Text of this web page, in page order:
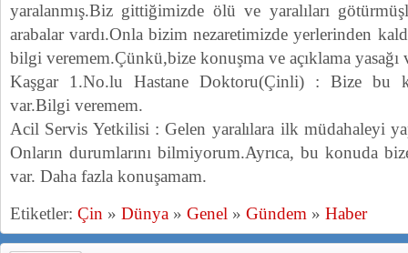
yaralanmış.Biz gittiğimizde ölü ve yaralıları
arabalar vardı.Onla bizim nezaretimizde yerlerinden
bilgi veremem.Çünkü,bize konuşma ve açıklama yasağı
Kaşgar 1.No.lu Hastane Doktoru(Çinli) : Bize bu
var.Bilgi veremem.
Acil Servis Yetkilisi : Gelen yaralılara ilk müdahaleyi
Onların durumlarını bilmiyorum.Ayrıca, bu konuda
var. Daha fazla konuşamam.
Etiketler: Çin » Dünya » Genel » Gündem » Haber